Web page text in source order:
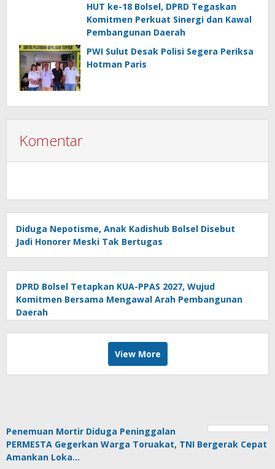
HUT ke-18 Bolsel, DPRD Tegaskan
Komitmen Perkuat Sinergi dan Kawal
Pembangunan Daerah
PWI Sulut Desak Polisi Segera Periksa
Hotman Paris
Komentar
Diduga Nepotisme, Anak Kadishub Bolsel Disebut
Jadi Honorer Meski Tak Bertugas
DPRD Bolsel Tetapkan KUA-PPAS 2027, Wujud
Komitmen Bersama Mengawal Arah Pembangunan
Daerah
View More
Penemuan Mortir Diduga Peninggalan
PERMESTA Gegerkan Warga Toruakat, TNI Bergerak Cepat
Amankan Loka…